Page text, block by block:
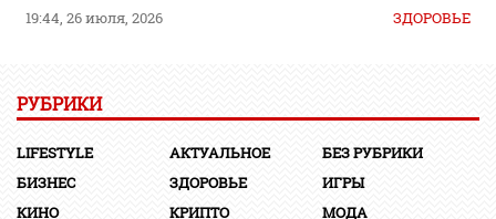
19:44, 26 июля, 2026 ЗДОРОВЬЕ
РУБРИКИ
LIFESTYLE АКТУАЛЬНОЕ
БЕЗ РУБРИКИ
БИЗНЕС
ЗДОРОВЬЕ
ИГРЫ
КИНО
КРИПТО
МОДА